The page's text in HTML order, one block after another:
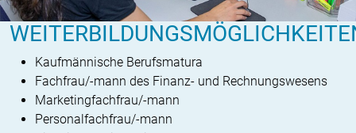
Kaufmännische Berufsmatura
Fachfrau/-mann des Finanz- und Rechnungswesens
Marketingfachfrau/-mann
Personalfachfrau/-mann